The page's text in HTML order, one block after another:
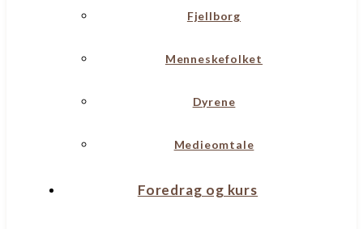
Fjellborg
Menneskefolket
Dyrene
Medieomtale
Foredrag og kurs